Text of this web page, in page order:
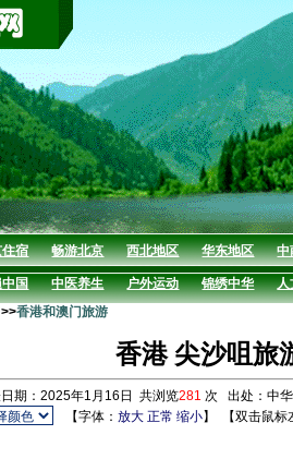
住宿 畅游北京 西北地区 华东地区 中
中国 中医养生 户外运动 锦绣中华
人
>>香港和澳门旅游
香港 尖沙咀旅
期：2025年1月16日 共浏览281 次 出处：中
【字体：放大 正常 缩小】 【双击鼠